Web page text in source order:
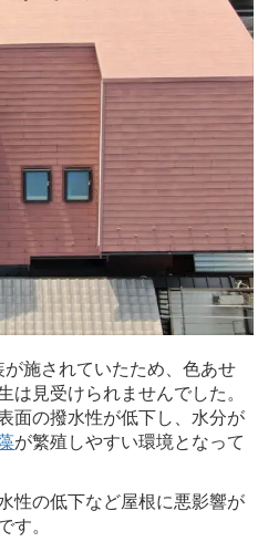
施されていたため、色あせ
は見受けられませんでした。
面の撥水性が低下し、水分が
が繁殖しやすい環境となって
性の低下など屋根に悪影響が
す。